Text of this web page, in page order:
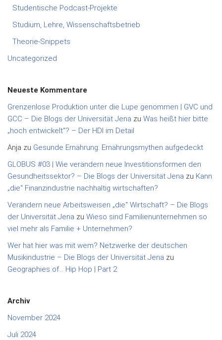
Studentische Podcast-Projekte
Studium, Lehre, Wissenschaftsbetrieb
Theorie-Snippets
Uncategorized
Neueste Kommentare
Grenzenlose Produktion unter die Lupe genommen | GVC und
GCC – Die Blogs der Universität Jena zu Was heißt hier bitte
„hoch entwickelt“? – Der HDI im Detail
Anja zu Gesunde Ernährung: Ernährungsmythen aufgedeckt
GLOBUS #03 | Wie verändern neue Investitionsformen den
Gesundheitssektor? – Die Blogs der Universität Jena zu Kann
„die“ Finanzindustrie nachhaltig wirtschaften?
Verändern neue Arbeitsweisen „die“ Wirtschaft? – Die Blogs
der Universität Jena zu Wieso sind Familienunternehmen so
viel mehr als Familie + Unternehmen?
Wer hat hier was mit wem? Netzwerke der deutschen
Musikindustrie – Die Blogs der Universität Jena zu
Geographies of… Hip Hop | Part 2
Archiv
November 2024
Juli 2024